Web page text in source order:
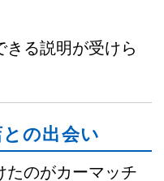
きる説明が受けら
の出会い
たのがカーマッチ